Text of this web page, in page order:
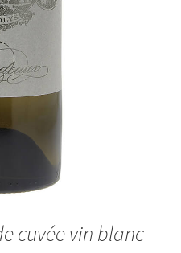
cuvée vin blanc